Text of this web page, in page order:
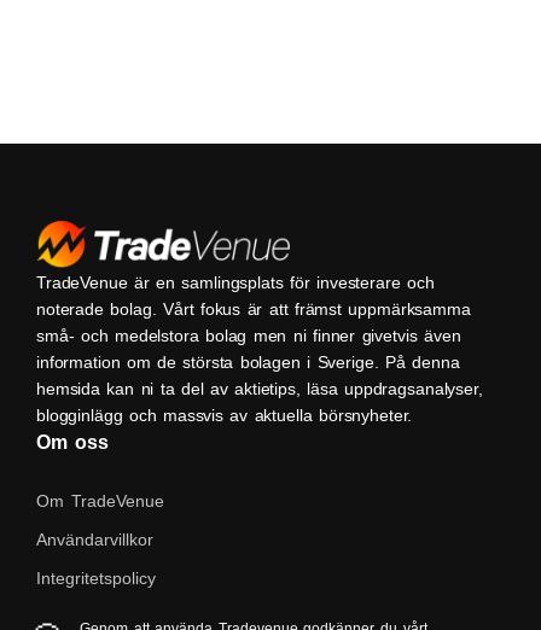
TradeVenue är en samlingsplats för investerare och
noterade bolag. Vårt fokus är att främst uppmärksamma
små- och medelstora bolag men ni finner givetvis även
information om de största bolagen i Sverige. På denna
hemsida kan ni ta del av aktietips, läsa uppdragsanalyser,
blogginlägg och massvis av aktuella börsnyheter.
Om oss
Om TradeVenue
Användarvillkor
Integritetspolicy